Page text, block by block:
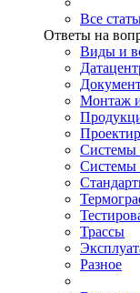
Все
Ответы на
Виды и
Монтаж и
Системы
Системы
Трассы
Разное